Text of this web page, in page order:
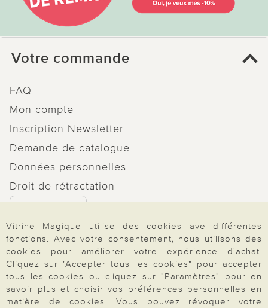
Votre commande
FAQ
Mon compte
Inscription Newsletter
Demande de catalogue
Données personnelles
Droit de rétractation
Paiement & Livraison
Vitrine Magique utilise des cookies ave différentes
fonctions. Avec votre consentement, nous utilisons des
cookies pour améliorer votre expérience d'achat.
Cliquez sur "Accepter tous les cookies" pour accepter
tous les cookies ou cliquez sur "Paramètres" pour en
savoir plus et choisir vos préférences personnelles en
matière de cookies. Vous pouvez révoquer votre